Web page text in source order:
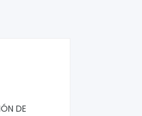
DE